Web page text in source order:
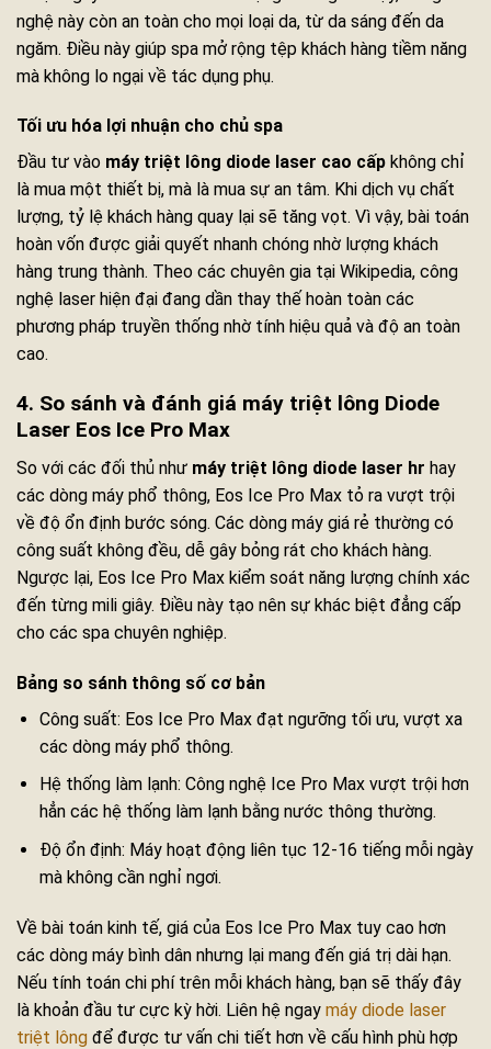
nghệ này còn an toàn cho mọi loại da, từ da sáng đến da
ngăm. Điều này giúp spa mở rộng tệp khách hàng tiềm năng
mà không lo ngại về tác dụng phụ.
Tối ưu hóa lợi nhuận cho chủ spa
Đầu tư vào máy triệt lông diode laser cao cấp không chỉ
là mua một thiết bị, mà là mua sự an tâm. Khi dịch vụ chất
lượng, tỷ lệ khách hàng quay lại sẽ tăng vọt. Vì vậy, bài toán
hoàn vốn được giải quyết nhanh chóng nhờ lượng khách
hàng trung thành. Theo các chuyên gia tại Wikipedia, công
nghệ laser hiện đại đang dần thay thế hoàn toàn các
phương pháp truyền thống nhờ tính hiệu quả và độ an toàn
cao.
4. So sánh và đánh giá máy triệt lông Diode
Laser Eos Ice Pro Max
So với các đối thủ như máy triệt lông diode laser hr hay
các dòng máy phổ thông, Eos Ice Pro Max tỏ ra vượt trội
về độ ổn định bước sóng. Các dòng máy giá rẻ thường có
công suất không đều, dễ gây bỏng rát cho khách hàng.
Ngược lại, Eos Ice Pro Max kiểm soát năng lượng chính xác
đến từng mili giây. Điều này tạo nên sự khác biệt đẳng cấp
cho các spa chuyên nghiệp.
Bảng so sánh thông số cơ bản
Công suất: Eos Ice Pro Max đạt ngưỡng tối ưu, vượt xa
các dòng máy phổ thông.
Hệ thống làm lạnh: Công nghệ Ice Pro Max vượt trội hơn
hẳn các hệ thống làm lạnh bằng nước thông thường.
Độ ổn định: Máy hoạt động liên tục 12-16 tiếng mỗi ngày
mà không cần nghỉ ngơi.
Về bài toán kinh tế, giá của Eos Ice Pro Max tuy cao hơn
các dòng máy bình dân nhưng lại mang đến giá trị dài hạn.
Nếu tính toán chi phí trên mỗi khách hàng, bạn sẽ thấy đây
là khoản đầu tư cực kỳ hời. Liên hệ ngay máy diode laser
triệt lông để được tư vấn chi tiết hơn về cấu hình phù hợp